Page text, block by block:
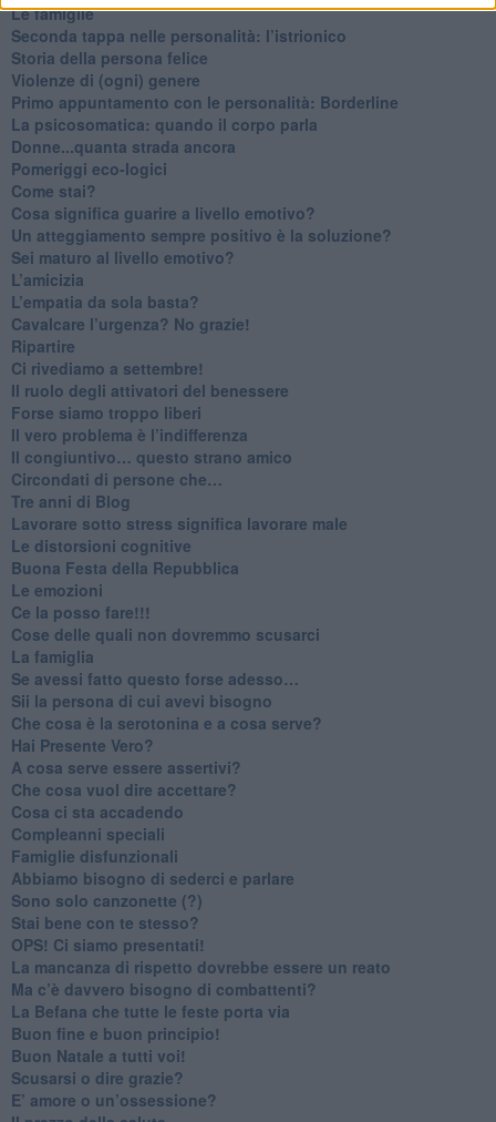
Le famiglie
Seconda tappa nelle personalità: l’istrionico
​Storia della persona felice
Violenze di (ogni) genere
​Primo appuntamento con le personalità: Borderline
La psicosomatica: quando il corpo parla
Donne...quanta strada ancora
​Pomeriggi eco-logici
​Come stai?
Cosa significa guarire a livello emotivo?
​Un atteggiamento sempre positivo è la soluzione?
​Sei maturo al livello emotivo?
​L’amicizia
​L’empatia da sola basta?
​Cavalcare l’urgenza? No grazie!
Ripartire
​Ci rivediamo a settembre!
​Il ruolo degli attivatori del benessere
​Forse siamo troppo liberi
​Il vero problema è l’indifferenza
​Il congiuntivo… questo strano amico
​Circondati di persone che…
​Tre anni di Blog
​Lavorare sotto stress significa lavorare male
​Le distorsioni cognitive
​Buona Festa della Repubblica
Le emozioni
​Ce la posso fare!!!
​Cose delle quali non dovremmo scusarci
​La famiglia
​Se avessi fatto questo forse adesso…
​Sii la persona di cui avevi bisogno
Che cosa è la serotonina e a cosa serve?
​Hai Presente Vero?
A cosa serve essere assertivi?
​Che cosa vuol dire accettare?
​Cosa ci sta accadendo
​Compleanni speciali
​Famiglie disfunzionali
​Abbiamo bisogno di sederci e parlare
Sono solo canzonette (?)
​Stai bene con te stesso?
​OPS! Ci siamo presentati!
​La mancanza di rispetto dovrebbe essere un reato
​Ma c’è davvero bisogno di combattenti?
​La Befana che tutte le feste porta via
Buon fine e buon principio!
​Buon Natale a tutti voi!
​Scusarsi o dire grazie?
​E’ amore o un’ossessione?